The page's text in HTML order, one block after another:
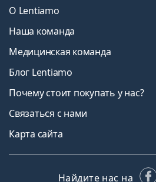
О Lentiamo
Наша команда
Медицинская команда
Блог Lentiamo
Почему стоит покупать у нас?
Связаться с нами
Карта сайта
Найдите нас на